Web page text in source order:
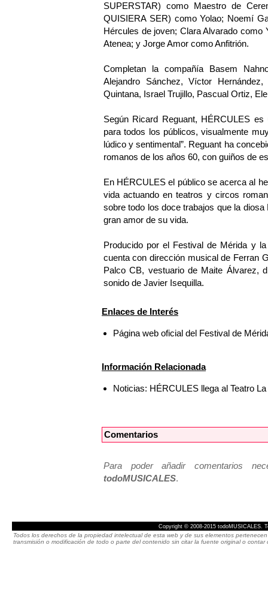
SUPERSTAR) como Maestro de
QUISIERA SER) como Yolao; Noemí
Hércules de joven; Clara Alvarado
Atenea; y Jorge Amor como Anfitrión.
Completan la compañía Basem
Alejandro Sánchez, Víctor
Quintana, Israel Trujillo, Pascual Ortiz,
Según Ricard Reguant, HÉRCULES
para todos los públicos, visualmente
lúdico y sentimental”. Reguant ha
romanos de los años 60, con guiños de
En HÉRCULES el público se acerca al
vida actuando en teatros y circos
sobre todo los doce trabajos que la
gran amor de su vida.
Producido por el Festival de Mérida y
cuenta con dirección musical de Ferran
Palco CB, vestuario de Maite Álvarez,
sonido de Javier Isequilla.
Enlaces de Interés
Página web oficial del Festival de
Información Relacionada
Noticias: HÉRCULES llega al Teatro
Comentarios
Para poder añadir comentarios
todoMUSICALES.
Copyright © 2008-2015 todoMUSICALES.
Todos los derechos de la propiedad intelectual de esta web y de sus elementos
transmisión o modificación de todo o parte del contenido sin citar la fuente original o